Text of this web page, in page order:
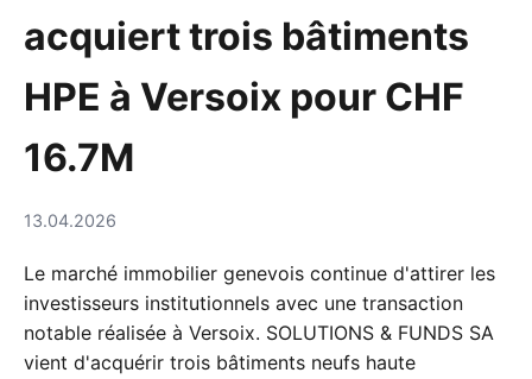
acquiert trois bâtiments
HPE à Versoix pour CHF
16.7M
13.04.2026
Le marché immobilier genevois continue d'attirer les
investisseurs institutionnels avec une transaction
notable réalisée à Versoix. SOLUTIONS & FUNDS SA
vient d'acquérir trois bâtiments neufs haute